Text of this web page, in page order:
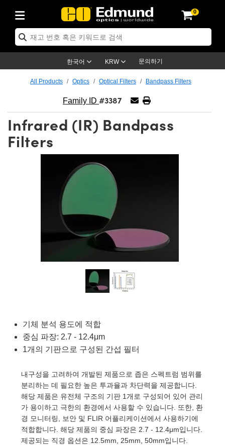
0
한국어 KRW 문의하기
Elements (DOE)
Optics
Breadboards
Lenses
Couplers
and Electronics
Lenses
Magnification Lenses
and Advanced Photography
Cameras
Cameras
& 조명
& Stage Micrometers
Test Targets
& Detection
Solutions
and Electronics
Roughness Standards
Production
Tools
Products
By Application
Imaging
By Brand
Company
ProductsProducts
Products
Lenses
All Products Optics Optical Filters Bandpass Filters
Family ID #3387
Infrared (IR) Bandpass
Filters
기체 분석 용도에 적합
중심 파장: 2.7 - 12.4μm
1개의 기판으로 구성된 간섭 필터
내구성을 고려하여 개발된 제품으로 좁은 스펙트럼 범위를
분리하는 데 필요한 높은 투과율과 차단력을 제공합니다.
해당 제품은 유전체 구조의 기판 1개로 구성되어 있어 관리
가 용이하고 극한의 환경에서 사용할 수 있습니다. 또한, 환
경 모니터링, 보안 및 FLIR 어플리케이션에서 사용하기에
적합합니다. 해당 제품의 중심 파장은 2.7 - 12.4μm입니다.
제공되는 직경 옵션은 12.5mm, 25mm, 50mm입니다.